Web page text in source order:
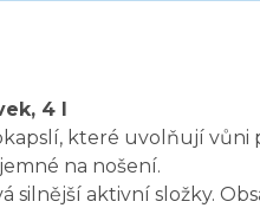
4 l
které uvolňují vůni
na nošení.
aktivní složky.